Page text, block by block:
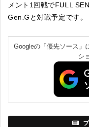
メント1回戦でFULL
Gen.Gと対戦予定です。
Googleの「優先ソース」
シ